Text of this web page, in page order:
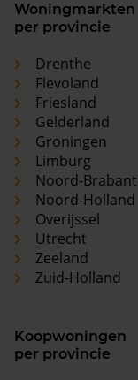
Woningmarkten
per provincie
Drenthe
Flevoland
Friesland
Gelderland
Groningen
Limburg
Noord-Brabant
Noord-Holland
Overijssel
Utrecht
Zeeland
Zuid-Holland
Koopwoningen
per provincie